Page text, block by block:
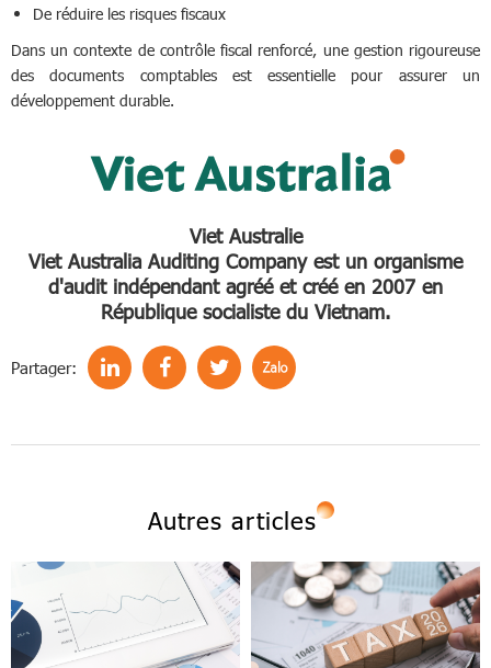
De réduire les risques fiscaux
Dans un contexte de contrôle fiscal renforcé, une gestion rigoureuse
des documents comptables est essentielle pour assurer un
développement durable.
Viet Australie
Viet Australia Auditing Company est un organisme
d'audit indépendant agréé et créé en 2007 en
République socialiste du Vietnam.
Partager:
Autres articles